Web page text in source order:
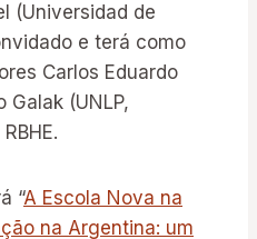
(Universidad de
e terá como
Carlos Eduardo
Galak (UNLP,
“A Escola Nova na
na Argentina: um